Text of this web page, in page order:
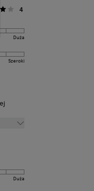
4
Duża
Szeroki
Duża